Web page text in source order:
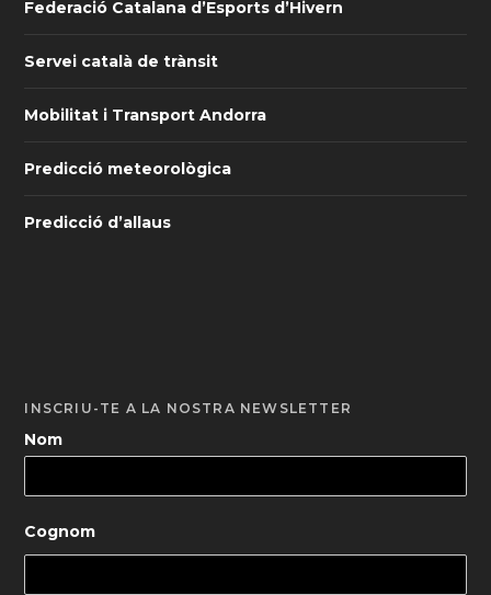
Federació Catalana d’Esports d’Hivern
Servei català de trànsit
Mobilitat i Transport Andorra
Predicció meteorològica
Predicció d’allaus
INSCRIU-TE A LA NOSTRA NEWSLETTER
Nom
Cognom